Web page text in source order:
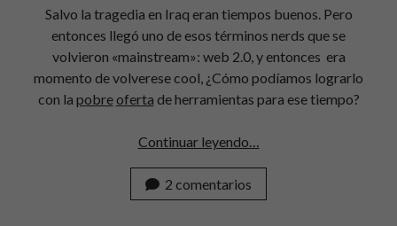
Salvo la tragedia en Iraq eran tiempos buenos. Pero
entonces llegó uno de esos términos nerds que se
volvieron «mainstream»: web 2.0, y entonces era
momento de volverese cool, ¿Cómo podíamos lograrlo
con la pobreoferta de herramientas para ese tiempo?
Continuar leyendo…
primero
2 comentarios